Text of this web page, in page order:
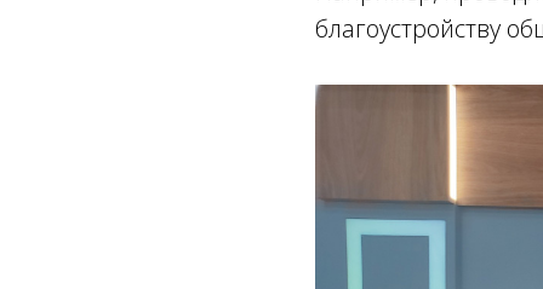
благоустройству